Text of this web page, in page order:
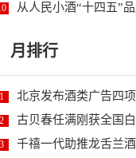
从人民小酒“十四五”
月排行
1 北京发布酒类广告四
2 古贝春任满刚获全国
3 千禧一代助推龙舌兰